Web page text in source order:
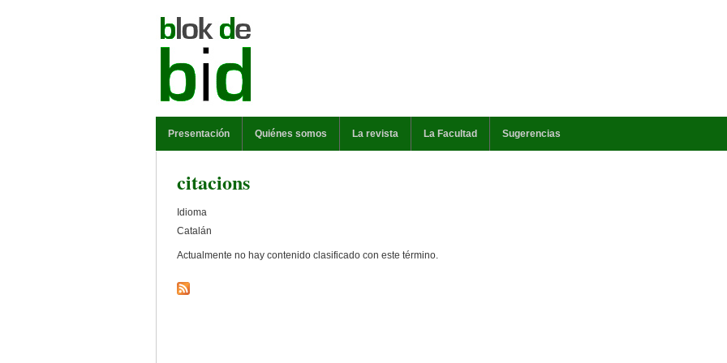
Presentación Quiénes somos La revista La Facultad Sugerencias
citacions
Idioma
Catalán
Actualmente no hay contenido clasificado con este término.